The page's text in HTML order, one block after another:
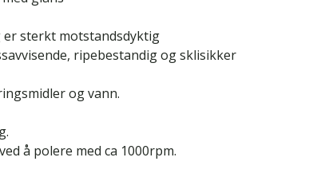
er sterkt motstandsdyktig
ripebestandig og sklisikker
og vann.
å polere med ca 1000rpm.